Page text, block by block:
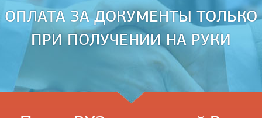
ОПЛАТА ЗА ДОКУМЕНТЫ ТОЛЬКО
ПРИ ПОЛУЧЕНИИ НА РУКИ